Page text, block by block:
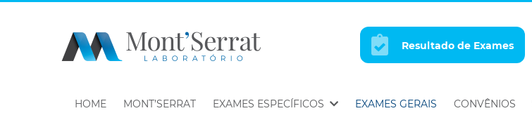
Resultado de Exames
HOME MONT’SERRAT EXAMES ESPECÍFICOS EXAMES GERAIS CONVÊNIOS